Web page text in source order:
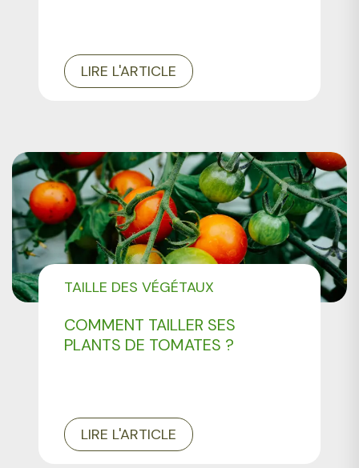
LIRE L'ARTICLE
COMMENT TAILLER SES
PLANTS DE TOMATES ?
TAILLE DES VÉGÉTAUX
LIRE L'ARTICLE